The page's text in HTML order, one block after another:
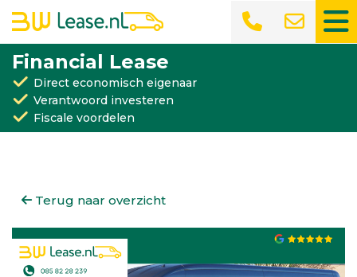
Financial Lease
Direct economisch eigenaar
Verantwoord investeren
Fiscale voordelen
Terug naar overzicht